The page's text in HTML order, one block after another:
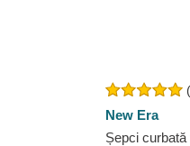
New Era
Șepci curbată